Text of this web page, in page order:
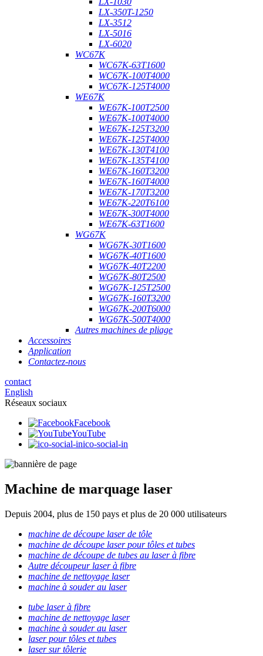
LX-350T-1250
LX-3512
LX-5016
LX-6020
WC67K
WC67K-63T1600
WC67K-100T4000
WC67K-125T4000
WE67K
WE67K-100T2500
WE67K-100T4000
WE67K-125T3200
WE67K-125T4000
WE67K-130T4100
WE67K-135T4100
WE67K-160T3200
WE67K-160T4000
WE67K-170T3200
WE67K-220T6100
WE67K-300T4000
WE67K-63T1600
WG67K
WG67K-30T1600
WG67K-40T1600
WG67K-40T2200
WG67K-80T2500
WG67K-125T2500
WG67K-160T3200
WG67K-200T6000
WG67K-500T4000
Autres machines de pliage
Accessoires
Application
Contactez-nous
contact
English
Réseaux sociaux
Facebook
YouTube
ico-social-in
Machine de marquage laser
Depuis 2004, plus de 150 pays et plus de 20 000 utilisateurs
machine de découpe laser de tôle
machine de découpe laser pour tôles et tubes
machine de découpe de tubes au laser à fibre
Autre découpeur laser à fibre
machine de nettoyage laser
machine à souder au laser
tube laser à fibre
machine de nettoyage laser
machine à souder au laser
laser pour tôles et tubes
laser sur tôlerie